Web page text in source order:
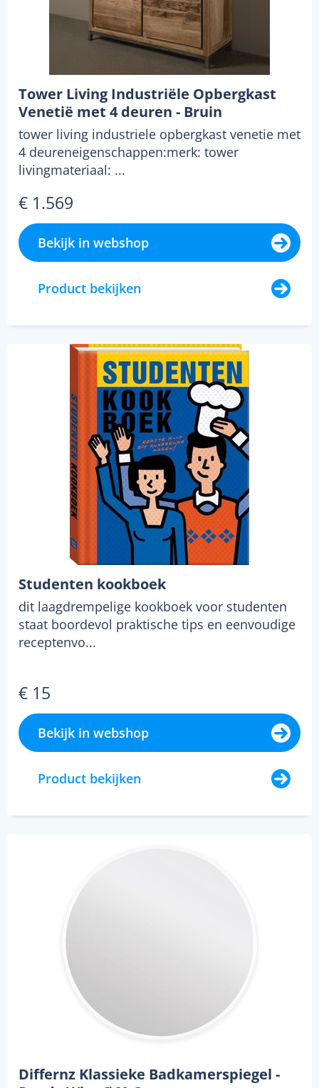
Tower Living Industriële Opbergkast
Venetië met 4 deuren - Bruin
tower living industriele opbergkast venetie met
4 deureneigenschappen:merk: tower
livingmateriaal: ...
€ 1.569
Bekijk in webshop
Product bekijken
Studenten kookboek
dit laagdrempelige kookboek voor studenten
staat boordevol praktische tips en eenvoudige
receptenvo...
€ 15
Bekijk in webshop
Product bekijken
Differnz Klassieke Badkamerspiegel -